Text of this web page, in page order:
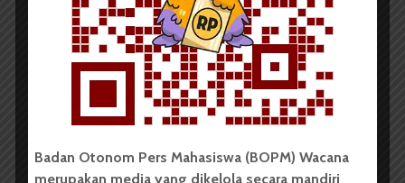
BERITA KAMPUS
Dua Mahasiswa Sastra Indonesia
USU Raih Juara pada Festival
Literasi Sumatera Utara 2026
Dark Mode | Moda Gelap
Badan Otonom Pers Mahasiswa (BOPM) Wacana
merupakan media yang dikelola secara mandiri